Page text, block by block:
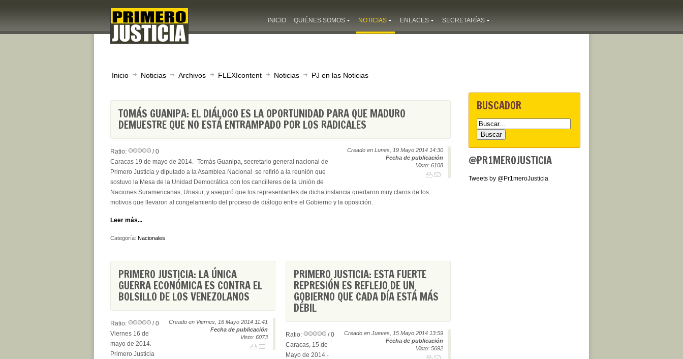
INICIO QUIÉNES SOMOS NOTICIAS ENLACES SECRETARÍAS
Inicio Noticias Archivos FLEXIcontent Noticias PJ en las Noticias
TOMÁS GUANIPA: EL DIÁLOGO ES LA OPORTUNIDAD PARA QUE MADURO
DEMUESTRE QUE NO ESTÁ ENTRAMPADO POR LOS RADICALES
Creado en Lunes, 19 Mayo 2014 14:30
Fecha de publicación
Visto: 6108
Ratio:
/ 0
Caracas 19 de mayo de 2014.- Tomás Guanipa, secretario general nacional de
Primero Justicia y diputado a la Asamblea Nacional se refirió a la reunión que
sostuvo la Mesa de la Unidad Democrática con los cancilleres de la Unión de
Naciones Suramericanas, Unasur, y aseguró que los representantes de dicha instancia quedaron muy claros de los
motivos que llevaron al congelamiento del proceso de diálogo entre el Gobierno y la oposición.
Leer más...
Categoría: Nacionales
PRIMERO JUSTICIA: LA ÚNICA
GUERRA ECONÓMICA ES CONTRA EL
BOLSILLO DE LOS VENEZOLANOS
Creado en Viernes, 16 Mayo 2014 11:41
Fecha de publicación
Visto: 6073
Ratio:
/ 0
Viernes 16 de
mayo de 2014.-
Primero Justicia
PRIMERO JUSTICIA: ESTA FUERTE
REPRESIÓN ES REFLEJO DE UN
GOBIERNO QUE CADA DÍA ESTÁ MÁS
DÉBIL
Creado en Jueves, 15 Mayo 2014 13:59
Fecha de publicación
Visto: 5692
Ratio:
/ 0
Caracas, 15 de
Mayo de 2014.-
BUSCADOR
@PR1MEROJUSTICIA
Tweets by @Pr1meroJusticia